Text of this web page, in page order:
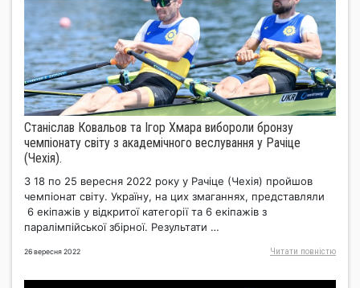
Станіслав Ковальов та Ігор Хмара вибороли бронзу
чемпіонату світу з академічного веслування у Рачіце
(Чехія).
З 18 по 25 вересня 2022 року у Рачіце (Чехія) пройшов
чемпіонат світу. Україну, на цих змаганнях, представляли
6 екіпажів у відкритої категорії та 6 екіпажів з
паралімпійської збірної. Результати …
26 вересня 2022 Читати повнiстю